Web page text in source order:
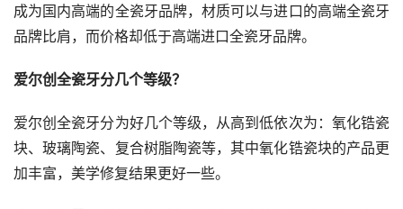
成为国内高端的全瓷牙品牌，材质可以与进口的高端全瓷牙
品牌比肩，而价格却低于高端进口全瓷牙品牌。
爱尔创全瓷牙分几个等级？
爱尔创全瓷牙分为好几个等级，从高到低依次为：氧化锆瓷
块、玻璃陶瓷、复合树脂陶瓷等，其中氧化锆瓷块的产品更
加丰富，美学修复结果更好一些。